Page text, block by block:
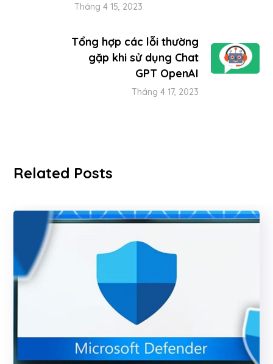
Tháng 4 15, 2023
Tổng hợp các lỗi thường
gặp khi sử dụng Chat
GPT OpenAI
Tháng 4 17, 2023
Related Posts